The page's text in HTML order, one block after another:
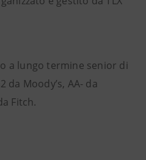
a lungo termine senior di
da Moody’s, AA- da
Fitch.